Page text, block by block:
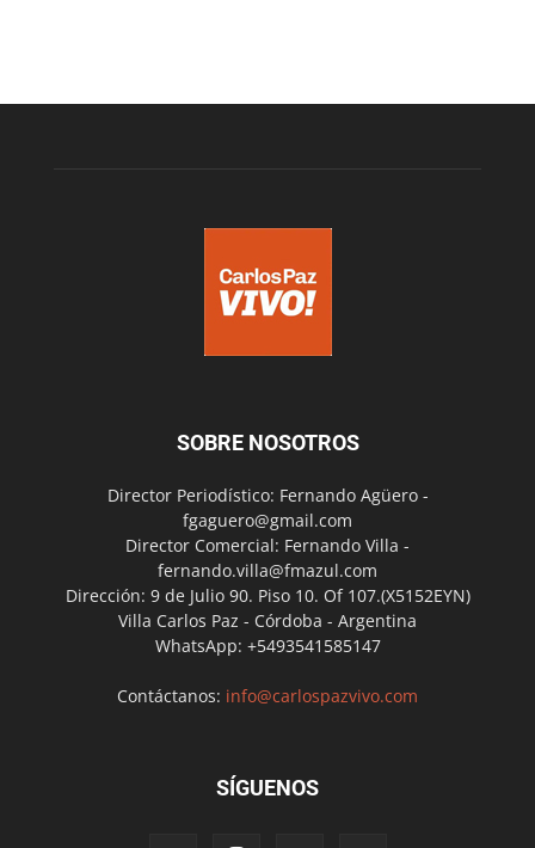
SOBRE NOSOTROS
Director Periodístico: Fernando Agüero -
fgaguero@gmail.com
Director Comercial: Fernando Villa -
fernando.villa@fmazul.com
Dirección: 9 de Julio 90. Piso 10. Of 107.(X5152EYN)
Villa Carlos Paz - Córdoba - Argentina
WhatsApp: +5493541585147
Contáctanos: info@carlospazvivo.com
SÍGUENOS